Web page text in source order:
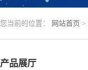
您当前的位置： 网站首页 >
产品展厅